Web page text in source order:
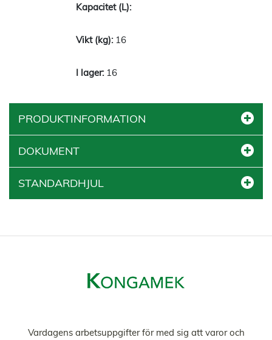
16
16
PRODUKTINFORMATION
DOKUMENT
STANDARDHJUL
Vardagens arbetsuppgifter för med sig att varor och